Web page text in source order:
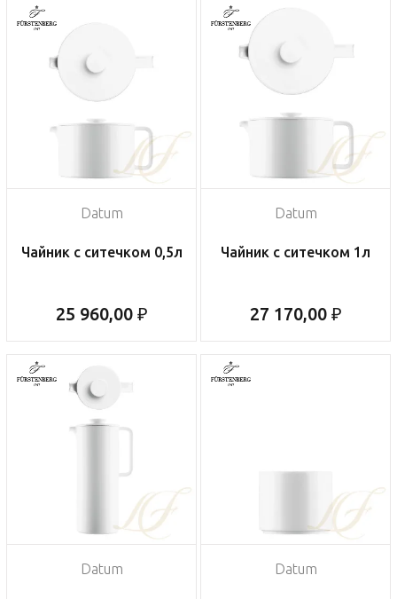
Datum
Чайник с ситечком 0,5л
25 960,00 ₽
Datum
Чайник с ситечком 1л
27 170,00 ₽
Datum Datum